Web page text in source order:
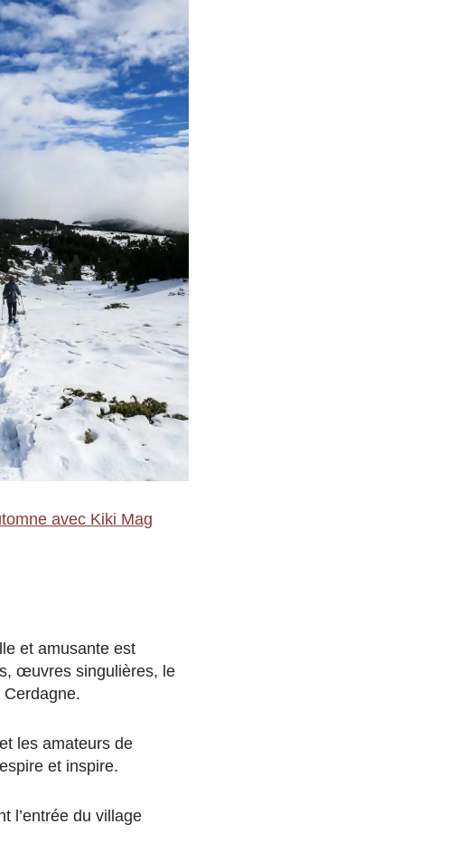
avec Kiki Mag
et amusante est
œuvres singulières, le
les amateurs de
et inspire.
l’entrée du village